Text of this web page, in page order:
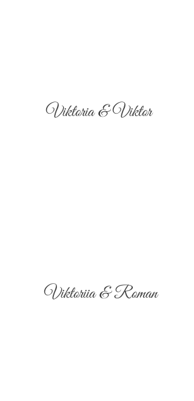
Viktoria & Viktor
Viktoriia & Roman